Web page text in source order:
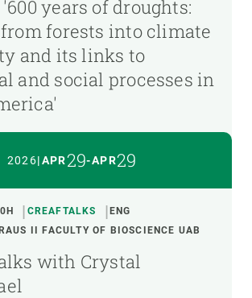
years of droughts:
forests into climate
and its links to
and social processes in
2026|APR29-APR29
CREAFTALKS
ENG
II FACULTY OF BIOSCIENCE UAB
with Crystal